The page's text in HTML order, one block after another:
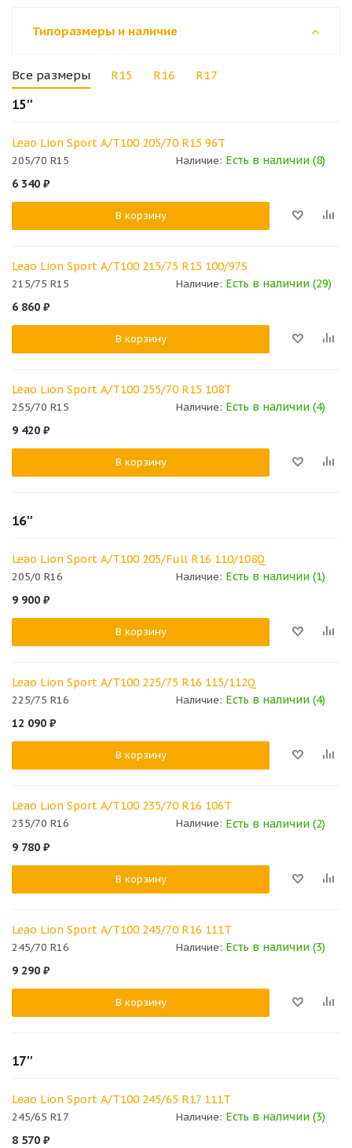
Типоразмеры и наличие
Все размеры R15 R16 R17
15''
Leao Lion Sport A/T100 205/70 R15 96T
205/70 R15 Наличие: Есть в наличии (8)
6 340 ₽
В корзину
Leao Lion Sport A/T100 215/75 R15 100/97S
215/75 R15 Наличие: Есть в наличии (29)
6 860 ₽
В корзину
Leao Lion Sport A/T100 255/70 R15 108T
255/70 R15 Наличие: Есть в наличии (4)
9 420 ₽
В корзину
16''
Leao Lion Sport A/T100 205/Full R16 110/108Q
205/0 R16 Наличие: Есть в наличии (1)
9 900 ₽
В корзину
Leao Lion Sport A/T100 225/75 R16 115/112Q
225/75 R16 Наличие: Есть в наличии (4)
12 090 ₽
В корзину
Leao Lion Sport A/T100 235/70 R16 106T
235/70 R16 Наличие: Есть в наличии (2)
9 780 ₽
В корзину
Leao Lion Sport A/T100 245/70 R16 111T
245/70 R16 Наличие: Есть в наличии (3)
9 290 ₽
В корзину
17''
Leao Lion Sport A/T100 245/65 R17 111T
245/65 R17 Наличие: Есть в наличии (3)
8 570 ₽